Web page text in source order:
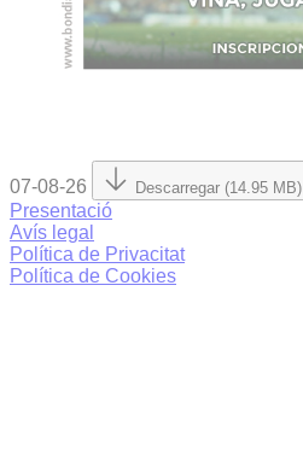
07-08-26 Descarregar (14.95 MB)
Presentació
Avís legal
Política de Privacitat
Política de Cookies